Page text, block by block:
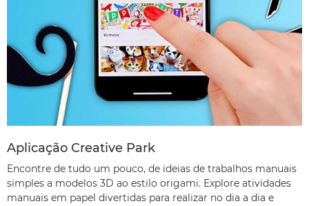
Aplicação Creative Park
Encontre de tudo um pouco, de ideias de trabalhos manuais
simples a modelos 3D ao estilo origami. Explore atividades
manuais em papel divertidas para realizar no dia a dia e